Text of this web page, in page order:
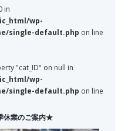
in
wp-
single-default.php on line
"cat_ID" on null in
wp-
single-default.php on line
休業のご案内★